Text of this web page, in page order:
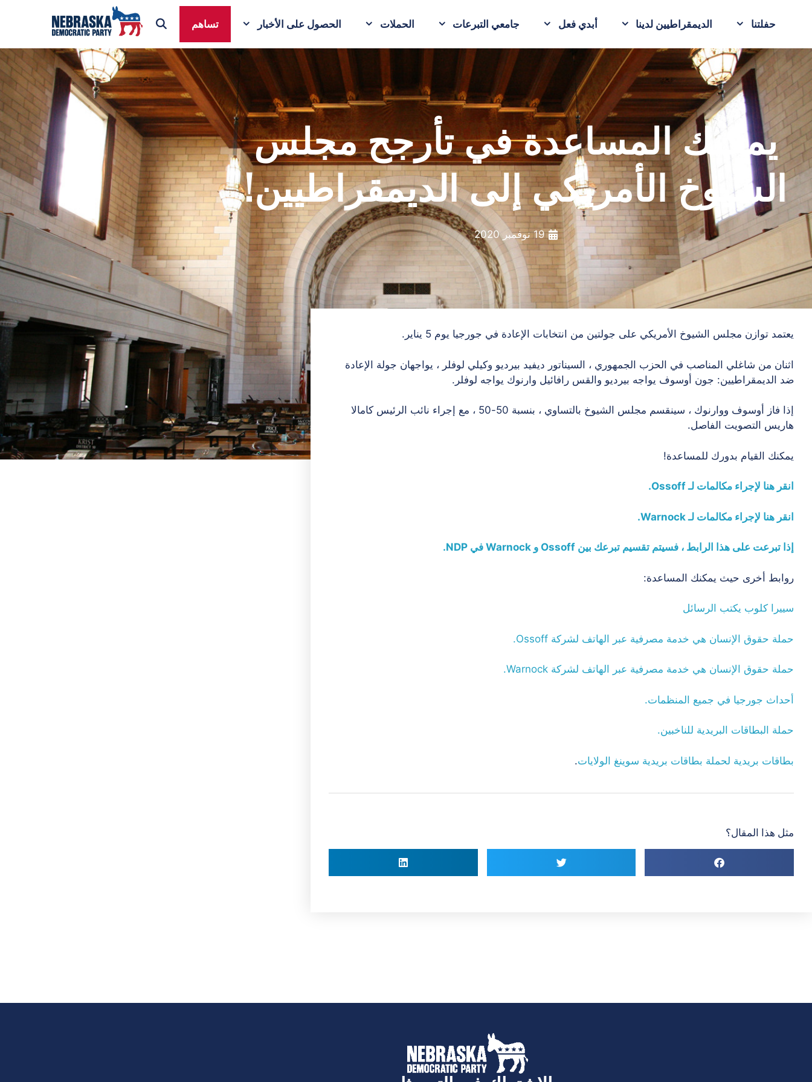
حفلتنا الديمقراطيين لدينا أبدي فعل جامعي التبرعات الحملات الحصول على الأخبار تساهم
يمكنك المساعدة في تأرجح مجلس
الشيوخ الأمريكي إلى الديمقراطيين!
19 نوفمبر 2020
يعتمد توازن مجلس الشيوخ الأمريكي على جولتين من انتخابات الإعادة في جورجيا يوم 5 يناير.
اثنان من شاغلي المناصب في الحزب الجمهوري ، السيناتور ديفيد بيرديو وكيلي لوفلر ، يواجهان جولة الإعادة
ضد الديمقراطيين: جون أوسوف يواجه بيرديو والقس رافائيل وارنوك يواجه لوفلر.
إذا فاز أوسوف ووارنوك ، سينقسم مجلس الشيوخ بالتساوي ، بنسبة 50-50 ، مع إجراء نائب الرئيس كامالا
هاريس التصويت الفاصل.
يمكنك القيام بدورك للمساعدة!
انقر هنا لإجراء مكالمات لـ Ossoff.
انقر هنا لإجراء مكالمات لـ Warnock.
إذا تبرعت على هذا الرابط ، فسيتم تقسيم تبرعك بين Ossoff و Warnock في NDP.
روابط أخرى حيث يمكنك المساعدة:
سييرا كلوب يكتب الرسائل
حملة حقوق الإنسان هي خدمة مصرفية عبر الهاتف لشركة Ossoff.
حملة حقوق الإنسان هي خدمة مصرفية عبر الهاتف لشركة Warnock.
أحداث جورجيا في جميع المنظمات.
حملة البطاقات البريدية للناخبين.
بطاقات بريدية لحملة بطاقات بريدية سوينغ الولايات.
مثل هذا المقال؟